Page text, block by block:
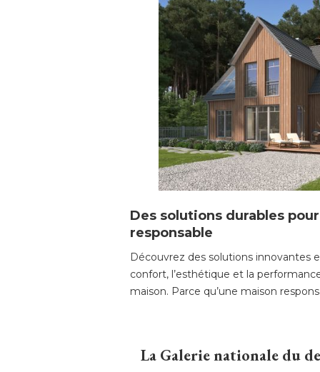
Des solutions durables
responsable
Découvrez des solutions innovantes
confort, l’esthétique et la
maison. Parce qu’une maison
La Galerie nationale du